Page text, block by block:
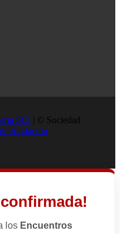
SCI | © Sociedad
fundación
los Encuentros